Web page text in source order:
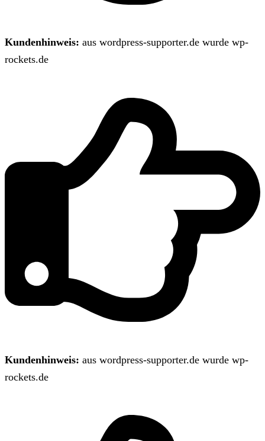
Kundenhinweis: aus wordpress-supporter.de wurde wp-
rockets.de
Kundenhinweis: aus wordpress-supporter.de wurde wp-
rockets.de